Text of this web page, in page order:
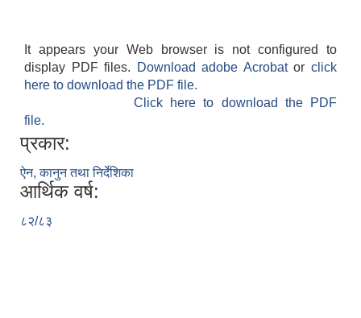
It appears your Web browser is not configured to
display PDF files.
Download adobe Acrobatorclick
here to download the PDF file.
Click here to download the PDF
file.
प्रकार:
ऐन, कानुन तथा निर्देशिका
आर्थिक वर्ष:
८२/८३